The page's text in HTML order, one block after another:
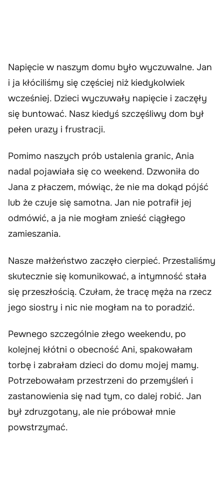
Napięcie w naszym domu było wyczuwalne. Jan
i ja kłóciliśmy się częściej niż kiedykolwiek
wcześniej. Dzieci wyczuwały napięcie i zaczęły
się buntować. Nasz kiedyś szczęśliwy dom był
pełen urazy i frustracji.
Pomimo naszych prób ustalenia granic, Ania
nadal pojawiała się co weekend. Dzwoniła do
Jana z płaczem, mówiąc, że nie ma dokąd pójść
lub że czuje się samotna. Jan nie potrafił jej
odmówić, a ja nie mogłam znieść ciągłego
zamieszania.
Nasze małżeństwo zaczęło cierpieć. Przestaliśmy
skutecznie się komunikować, a intymność stała
się przeszłością. Czułam, że tracę męża na rzecz
jego siostry i nic nie mogłam na to poradzić.
Pewnego szczególnie złego weekendu, po
kolejnej kłótni o obecność Ani, spakowałam
torbę i zabrałam dzieci do domu mojej mamy.
Potrzebowałam przestrzeni do przemyśleń i
zastanowienia się nad tym, co dalej robić. Jan
był zdruzgotany, ale nie próbował mnie
powstrzymać.